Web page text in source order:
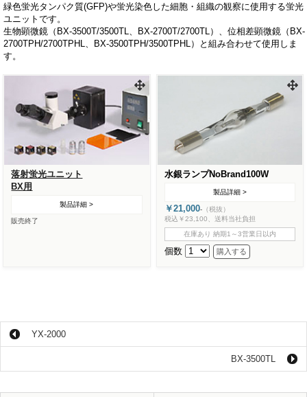
緑色蛍光タンパク質(GFP)や蛍光染色した細胞・組織の観察に使用する蛍光
ユニットです。
生物顕微鏡（BX-3500T/3500TL、BX-2700T/2700TL）、位相差顕微鏡（BX-
2700TPH/2700TPHL、BX-3500TPH/3500TPHL）と組み合わせて使用しま
す。
落射蛍光ユニット
BX用
製品詳細 >
販売終了
水銀ランプNoBrand100W
製品詳細 >
￥21,000- （税抜）
税込￥23,100、送料当社負担
在庫あり 納期1～3営業日以内
個数
YX-2000
BX-3500TL